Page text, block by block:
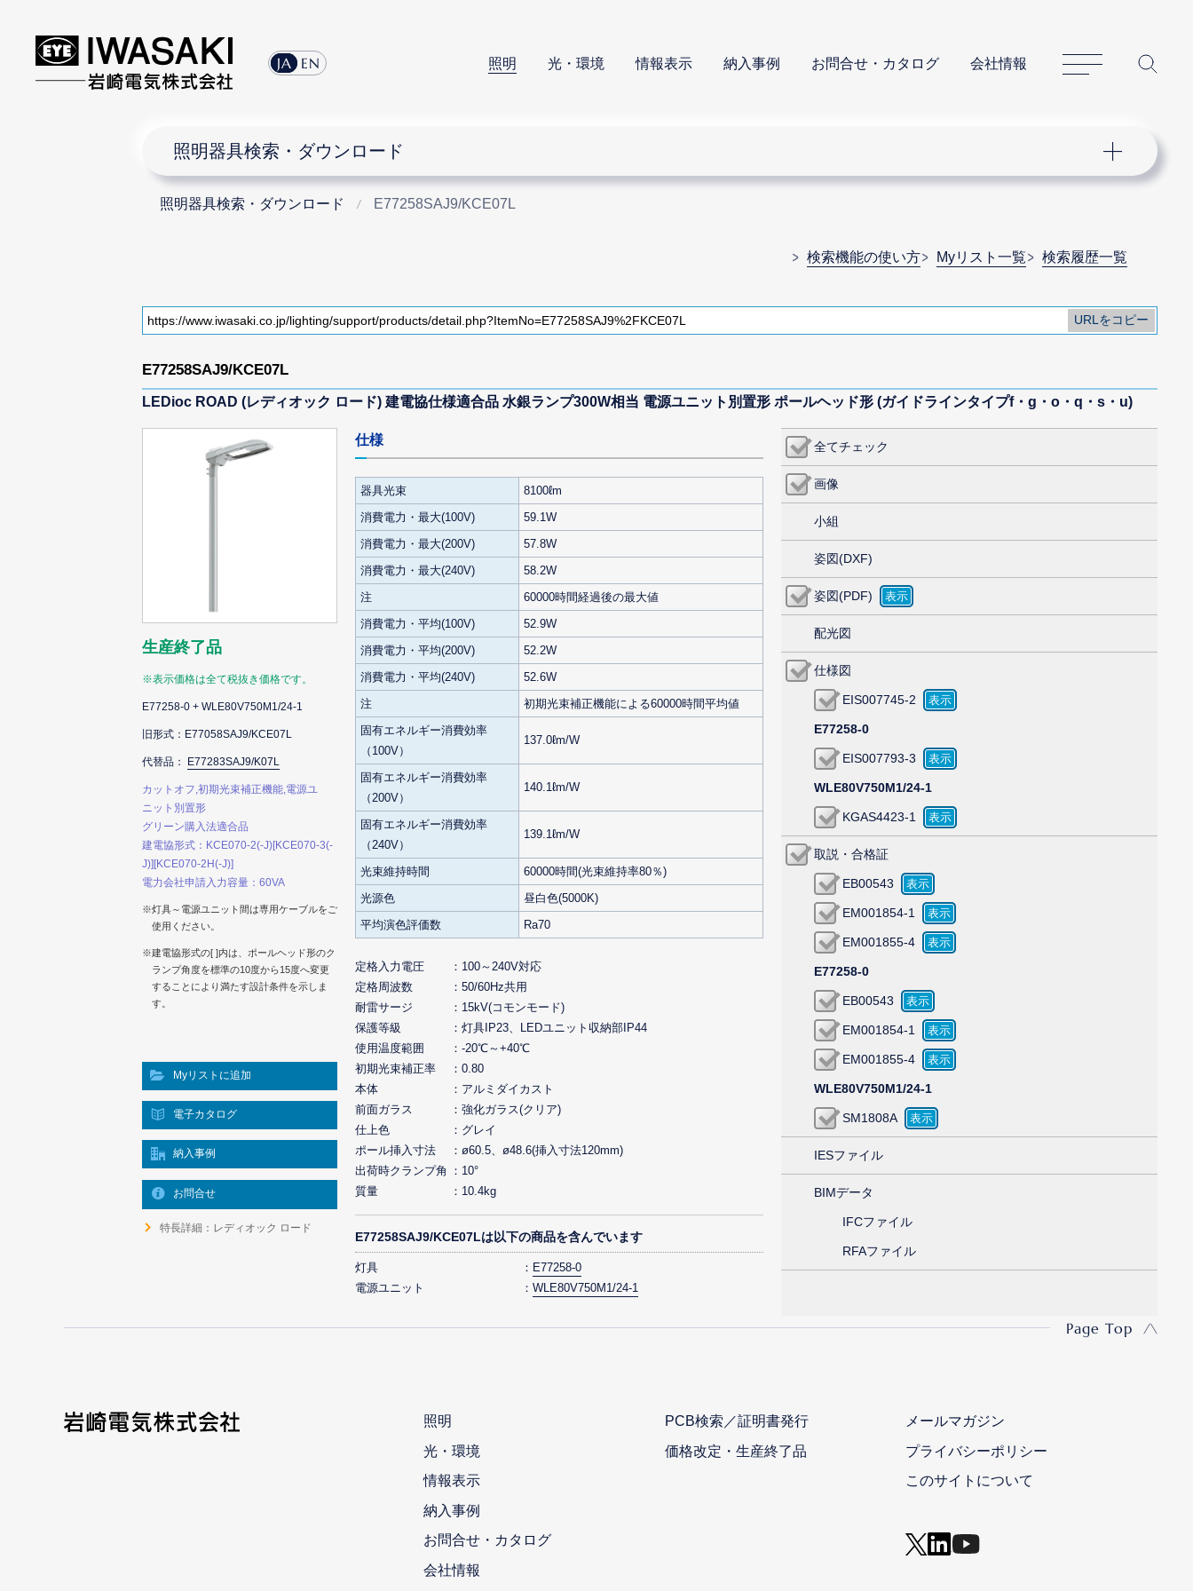
JA EN 照明 光・環境 情報表示 納入事例 お問合せ・カタログ 会社情報
サイトマップ
照明器具検索・ダウンロード
照明器具検索・ダウンロード E77258SAJ9/KCE07L
検索機能の使い方 Myリスト一覧 検索履歴一覧
E77258SAJ9/KCE07L
LEDioc ROAD (レディオック ロード) 建電協仕様適合品 水銀ランプ300W相当 電源ユニット別置形 ポールヘッド形 (ガイドラインタイプf・g・o・q・s・u)
生産終了品
※表示価格は全て税抜き価格です。
E77258-0 + WLE80V750M1/24-1
旧形式：E77058SAJ9/KCE07L
代替品： E77283SAJ9/K07L
カットオフ,初期光束補正機能,電源ユ
ニット別置形
グリーン購入法適合品
建電協形式：KCE070-2(-J)[KCE070-3(-
J)][KCE070-2H(-J)]
電力会社申請入力容量：60VA
※灯具～電源ユニット間は専用ケーブルをご
使用ください。
※建電協形式の[ ]内は、ポールヘッド形のク
ランプ角度を標準の10度から15度へ変更
することにより満たす設計条件を示しま
す。
Myリストに追加
電子カタログ
納入事例
お問合せ
特長詳細：レディオック ロード
全てチェック
画像
小組
姿図(DXF)
姿図(PDF)
配光図
仕様図
EIS007745-2
E77258-0
EIS007793-3
WLE80V750M1/24-1
KGAS4423-1
取説・合格証
EB00543
EM001854-1
EM001855-4
E77258-0
EB00543
EM001854-1
EM001855-4
WLE80V750M1/24-1
SM1808A
IESファイル
BIMデータ
IFCファイル
RFAファイル
仕様
器具光束
8100ℓm
消費電力・最大(100V)
59.1W
消費電力・最大(200V)
57.8W
消費電力・最大(240V)
58.2W
注
60000時間経過後の最大値
消費電力・平均(100V)
52.9W
消費電力・平均(200V)
52.2W
消費電力・平均(240V)
52.6W
注
初期光束補正機能による60000時間平均値
固有エネルギー消費効率
（100V）
137.0ℓm/W
固有エネルギー消費効率
（200V）
140.1ℓm/W
固有エネルギー消費効率
（240V）
139.1ℓm/W
光束維持時間
60000時間(光束維持率80％)
光源色
昼白色(5000K)
平均演色評価数
Ra70
定格入力電圧
100～240V対応
定格周波数
50/60Hz共用
耐雷サージ
15kV(コモンモード)
保護等級
灯具IP23、LEDユニット収納部IP44
使用温度範囲
-20℃～+40℃
初期光束補正率
0.80
本体
アルミダイカスト
前面ガラス
強化ガラス(クリア)
仕上色
グレイ
ポール挿入寸法
ø60.5、ø48.6(挿入寸法120mm)
出荷時クランプ角
10°
質量
10.4kg
E77258SAJ9/KCE07Lは以下の商品を含んでいます
灯具
E77258-0
電源ユニット
WLE80V750M1/24-1
Page Top
照明
光・環境
情報表示
納入事例
お問合せ・カタログ
会社情報
PCB検索／証明書発行
価格改定・生産終了品
メールマガジン
プライバシーポリシー
このサイトについて